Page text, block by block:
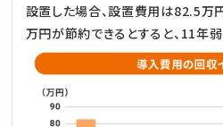
設置した場合、設置費用は82.5万
万円が節約できるとすると、11年